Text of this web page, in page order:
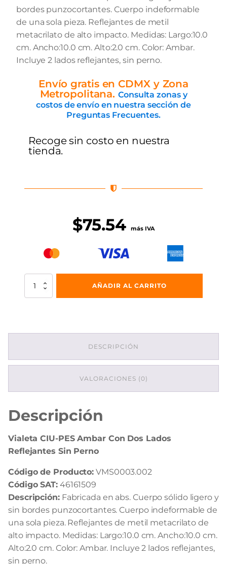
bordes punzocortantes. Cuerpo indeformable
de una sola pieza. Reflejantes de metil
metacrilato de alto impacto. Medidas: Largo:10.0
cm. Ancho:10.0 cm. Alto:2.0 cm. Color: Ambar.
Incluye 2 lados reflejantes, sin perno.
Envío gratis en CDMX y Zona
Metropolitana.Consulta zonas y
costos de envío en nuestra sección de
Preguntas Frecuentes.
Recoge sin costo en nuestra
tienda.
$75.54 más IVA
Vialeta
Sin
AÑADIR AL CARRITO
DESCRIPCIÓN
VALORACIONES (0)
Descripción
Vialeta CIU-PES Ambar Con Dos Lados
Reflejantes Sin Perno
Código de Producto: VMS0003.002
Código SAT:46161509
Descripción:Fabricada en abs. Cuerpo sólido ligero y
sin bordes punzocortantes. Cuerpo indeformable de
una sola pieza. Reflejantes de metil metacrilato de
alto impacto. Medidas: Largo:10.0 cm. Ancho:10.0 cm.
Alto:2.0 cm. Color: Ambar. Incluye 2 lados reflejantes,
sin perno.